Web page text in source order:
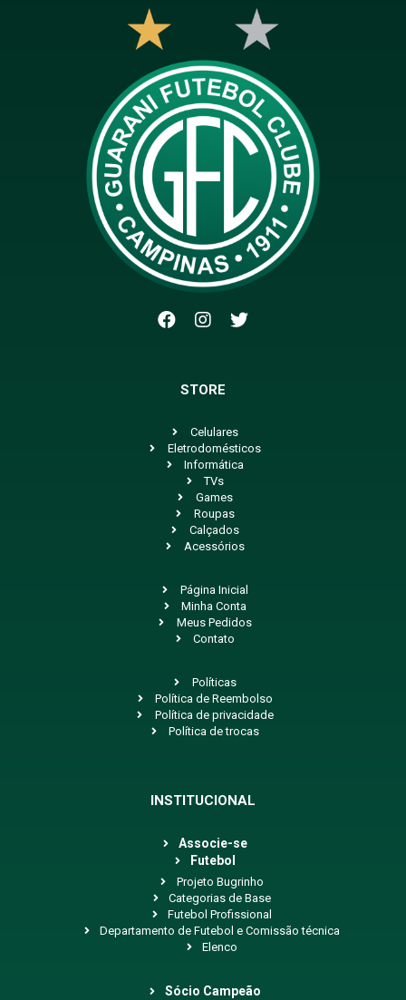
STORE
Celulares
Eletrodomésticos
Informática
TVs
Games
Roupas
Calçados
Acessórios
Página Inicial
Minha Conta
Meus Pedidos
Contato
Políticas
Política de Reembolso
Política de privacidade
Política de trocas
INSTITUCIONAL
Associe-se
Futebol
Projeto Bugrinho
Categorias de Base
Futebol Profissional
Departamento de Futebol e Comissão técnica
Elenco
Sócio Campeão